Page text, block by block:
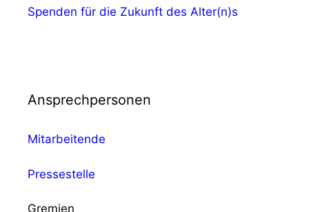
Spenden für die Zukunft des Alter(n)s
Ansprechpersonen
Mitarbeitende
Pressestelle
Gremien